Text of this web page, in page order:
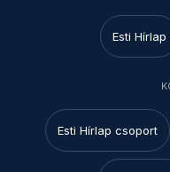
Esti Hírlap
Esti Hírlap csoport